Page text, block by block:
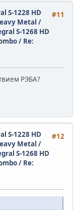
#11
S-1228 HD
Metal /
S-1268 HD
/ Re:
РЭБА?
#12
S-1228 HD
Metal /
S-1268 HD
/ Re: